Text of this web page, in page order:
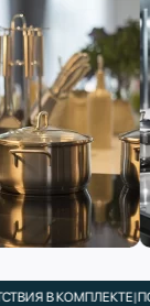
КОМПЛЕКТЕ|